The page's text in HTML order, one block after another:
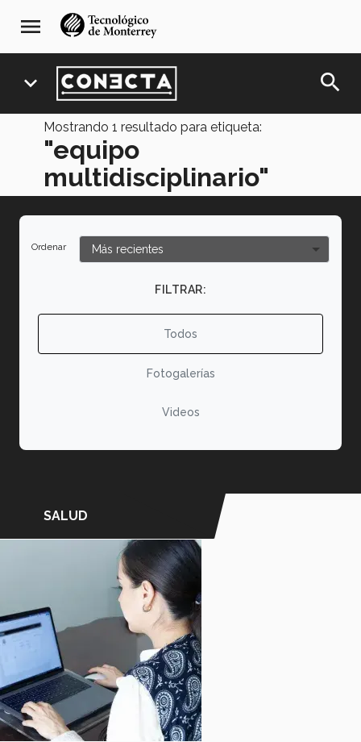
navegación
principal
menu
expand_more search
Mostrando 1 resultado para etiqueta:
"equipo
multidisciplinario"
Ordenar
FILTRAR:
Todos
Fotogalerías
Videos
SALUD